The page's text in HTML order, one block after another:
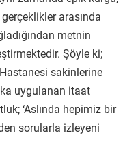
arasında
metnin
Şöyle ki;
sakinlerine
uygulanan itaat
‘Aslında hepimiz bir
sorularla izleyeni